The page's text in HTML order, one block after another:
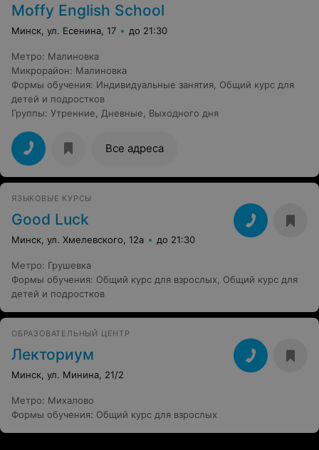
Moffy English School
Минск, ул. Есенина, 17 до 21:30
Метро: Малиновка
Микрорайон: Малиновка
Формы обучения: Индивидуальные занятия Общий курс для
детей и подростков
Группы: Утренние Дневные Выходного дня
Все адреса
ЯЗЫКОВЫЕ КУРСЫ
Good Luck
Минск, ул. Хмелевского, 12а до 21:30
Метро: Грушевка
Формы обучения: Общий курс для взрослых
Общий курс для
детей и подростков
ОБРАЗОВАТЕЛЬНЫЙ ЦЕНТР
Лекториум
Минск, ул. Минина, 21/2
Метро: Михалово
Формы обучения: Общий курс для взрослых